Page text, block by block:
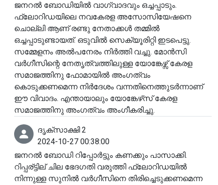
ജനറൽ ബോഡിയിൽ വാഗ്‌വാദവും ഒച്ചപ്പാടും.
ഫ്ലോറിഡയിലെ നവകേരള അസോസിയേഷനെ
ചൊല്ലി ആണ് രണ്ടു നേതാക്കൾ തമ്മിൽ
ഒച്ചപ്പാടുണ്ടായത്. ഒടുവിൽ സെക്യൂരിറ്റി ഇടപെട്ടു.
സമ്മേളനം അൽപനേരം നിർത്തി വച്ചു. മോൻസി
വർഗീസിന്റെ നേതൃത്വത്തിലുള്ള യോങ്കേഴ്സ് കേരള
സമാജത്തിനു ഫോമായിൽ അംഗത്വം
കൊടുക്കണമെന്ന നിർദേശം വന്നതിനെത്തുടർന്നാണ്
ഈ വിവാദം. എന്തായാലും യോങ്കേഴ്‌സ് കേരള
സമാജത്തിനു അംഗത്വം അംഗീകരിച്ചു.
ദൃക്‌സാക്ഷി 2
2024-10-27 00:38:00
ജനറൽ ബോഡി റിപ്പോർട്ടും കണക്കും പാസാക്കി.
റിപ്പര്ട്ടില് ചില ഭേദഗതി വരുത്തി ഫ്‌ലോറിഡയിൽ
നിന്നുള്ള സുനിൽ വർഗീസിനെ തിരിച്ചെടുക്കണമെന്ന